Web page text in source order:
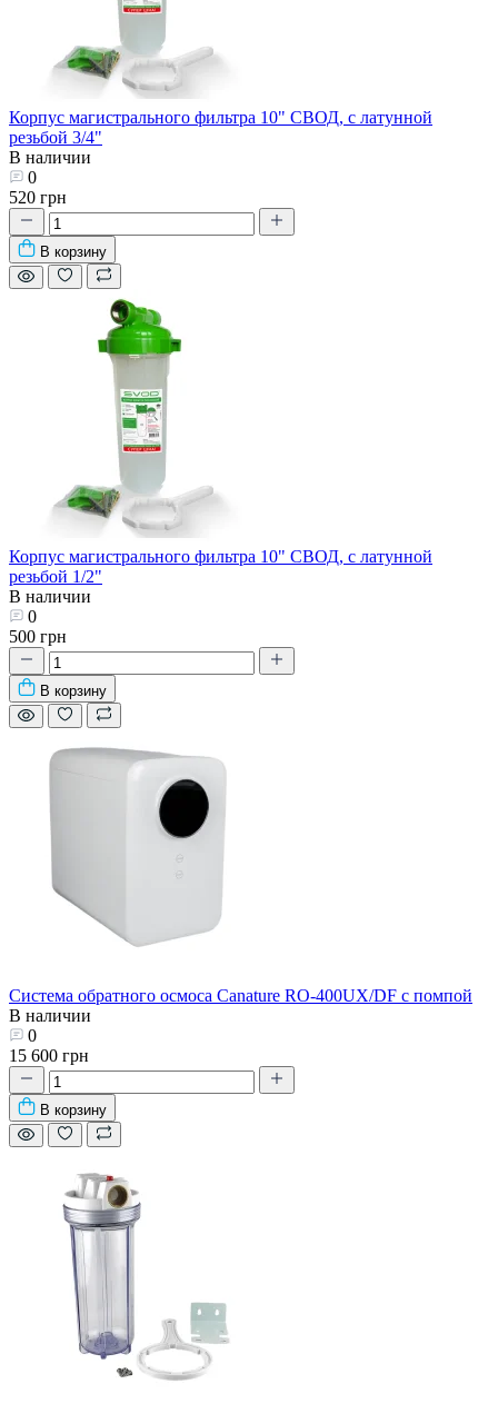
Корпус магистрального фильтра 10" СВОД, с латунной
резьбой 3/4"
В наличии
0
520 грн
В корзину
Корпус магистрального фильтра 10" СВОД, с латунной
резьбой 1/2"
В наличии
0
500 грн
В корзину
Система обратного осмоса Canature RO-400UX/DF с помпой
В наличии
0
15 600 грн
В корзину